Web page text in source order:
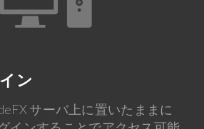
ン
サーバ上に置いたままに